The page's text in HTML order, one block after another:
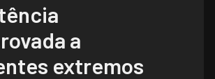
a
extremos